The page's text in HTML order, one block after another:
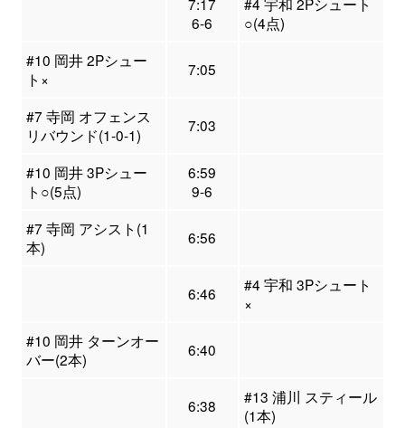
6-6
○(4点)
#10 岡井 2Pシュー
ト×
7:05
#7 寺岡 オフェンス
リバウンド(1-0-1)
7:03
#10 岡井 3Pシュー
ト○(5点)
6:59
9-6
#7 寺岡 アシスト(1
本)
6:56
6:46
#4 宇和 3Pシュート
×
#10 岡井 ターンオー
バー(2本)
6:40
6:38
#13 浦川 スティール
(1本)